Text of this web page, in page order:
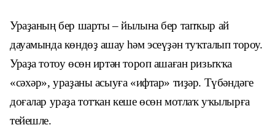
Ураҙаның бер шарты – йылына бер тапҡыр ай
дауамында көндөҙ ашау һәм эсеүҙән туҡталып тороу.
Ураҙа тотоу өсөн иртән тороп ашаған ризыҡҡа
«сәхәр», ураҙаны асыуға «ифтар» тиҙәр. Түбәндәге
доғалар ураҙа тотҡан кеше өсөн мотлаҡ уҡылырға
тейешле.